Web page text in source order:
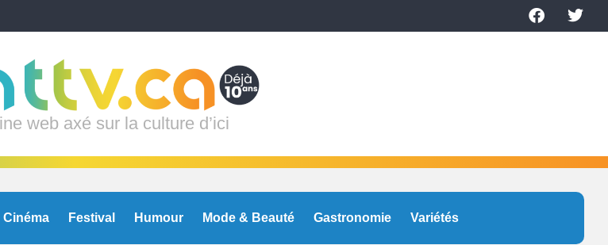
web axé sur la culture d’ici
Cinéma Festival Humour Mode & Beauté Gastronomie Variétés